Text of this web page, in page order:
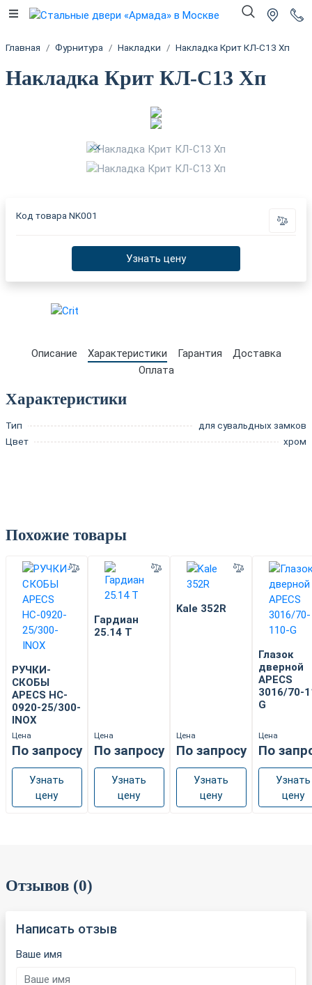
Главная Фурнитура Накладки Накладка Крит КЛ-С13 Хп
Накладка Крит КЛ-С13 Хп
Описание Характеристики Гарантия
Доставка
Оплата
Характеристики
Тип
для сувальдных замков
Цвет
хром
Код товара NK001
Узнать цену
Похожие товары
РУЧКИ-
СКОБЫ
APECS HC-
0920-25/300-
INOX
Цена
По запросу
Узнать
цену
Гардиан
25.14 Т
Цена
По запросу
Узнать
цену
Kale 352R
Цена
По запросу
Узнать
цену
Глазок
дверной
APECS
3016/70-
G
Цена
По
Узнать
цену
Отзывов (0)
Написать отзыв
Ваше имя